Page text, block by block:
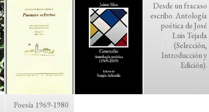
Desde un fracaso
escribo. Antología
poética de José
Luis Tejada
(Selección,
Introducción y
Edición).
Poesía 1969-1980